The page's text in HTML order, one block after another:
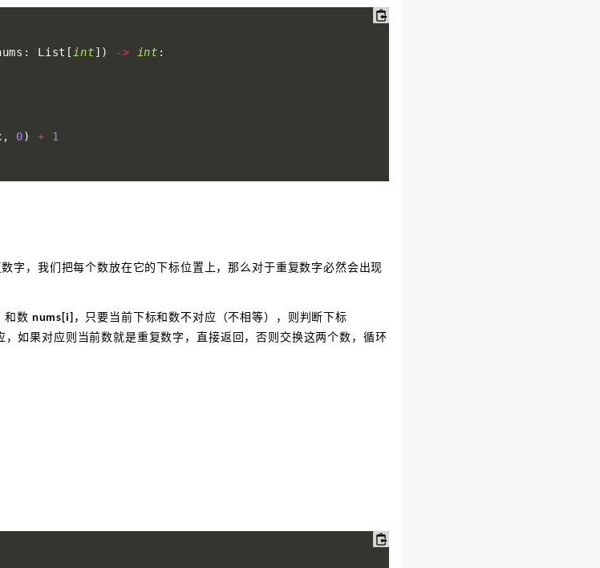
: List [ int] ) -> int :
, 0) +
1
字，我们把每个数放在它的下标位置上，那么对于重复数字必然会出现
数 nums[i]，只要当前下标和数不对应（不相等），则判断下标
如果对应则当前数就是重复数字，直接返回，否则交换这两个数，循环